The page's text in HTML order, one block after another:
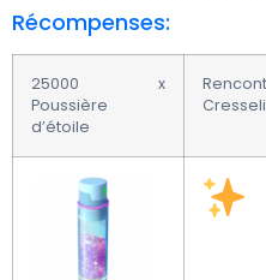
Récompenses:
25000 x
Poussière
d’étoile